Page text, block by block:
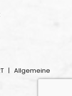
| Allgemeine